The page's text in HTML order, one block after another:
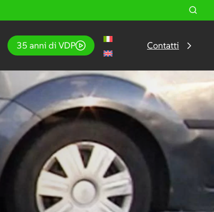
35 anni di VDP Contatti